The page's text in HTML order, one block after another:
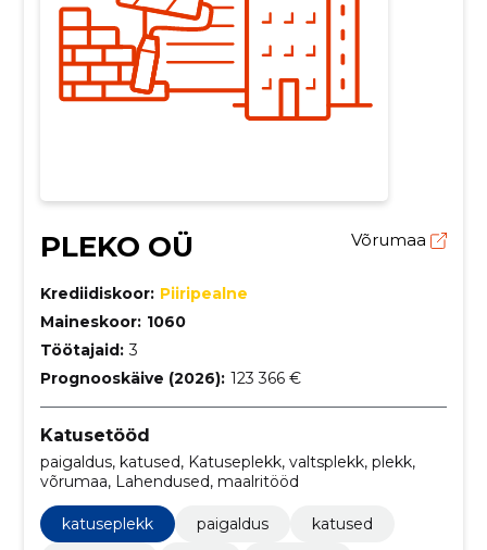
PLEKO OÜ Võrumaa
Krediidiskoor: Piiripealne
Maineskoor: 1060
Töötajaid: 3
Prognooskäive (2026): 123 366 €
Katusetööd
paigaldus, katused, Katuseplekk, valtsplekk, plekk,
võrumaa, Lahendused, maalritööd
katuseplekk paigaldus
katused